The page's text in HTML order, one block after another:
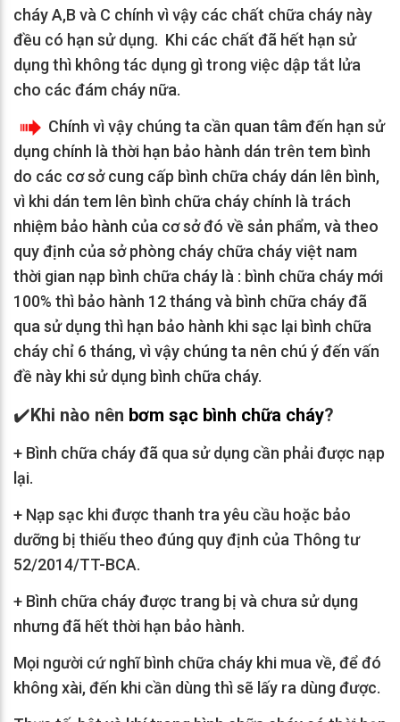
cháy A,B và C chính vì vậy các chất chữa cháy này
đều có hạn sử dụng. Khi các chất đã hết hạn sử
dụng thì không tác dụng gì trong việc dập tắt lửa
cho các đám cháy nữa.
Chính vì vậy chúng ta cần quan tâm đến hạn sử
dụng chính là thời hạn bảo hành dán trên tem bình
do các cơ sở cung cấp bình chữa cháy dán lên bình,
vì khi dán tem lên bình chữa cháy chính là trách
nhiệm bảo hành của cơ sở đó về sản phẩm, và theo
quy định của sở phòng cháy chữa cháy việt nam
thời gian nạp bình chữa cháy là : bình chữa cháy mới
100% thì bảo hành 12 tháng và bình chữa cháy đã
qua sử dụng thì hạn bảo hành khi sạc lại bình chữa
cháy chỉ 6 tháng, vì vậy chúng ta nên chú ý đến vấn
đề này khi sử dụng bình chữa cháy.
✔️Khi nào nên bơm sạc bình chữa cháy?
+ Bình chữa cháy đã qua sử dụng cần phải được nạp
lại.
+ Nạp sạc khi được thanh tra yêu cầu hoặc bảo
dưỡng bị thiếu theo đúng quy định của Thông tư
52/2014/TT-BCA.
+ Bình chữa cháy được trang bị và chưa sử dụng
nhưng đã hết thời hạn bảo hành.
Mọi người cứ nghĩ bình chữa cháy khi mua về, để đó
không xài, đến khi cần dùng thì sẽ lấy ra dùng được.